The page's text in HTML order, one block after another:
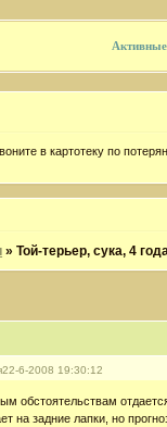
в картотеку по
»Той-терьер, сука, 4
22-6-2008 19:30:12
обстоятельствам
на задние лапки, но